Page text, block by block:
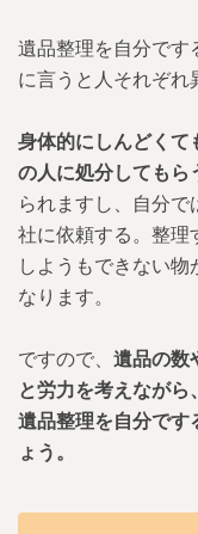
遺品整理を自分です
に言うと人それぞれ
身体的にしんどくて
の人に処分してもら
られますし、自分で
社に依頼する。整理
しようもできない
なります。
ですので、 遺品の数
と労力を考えながら、
遺品整理を自分です
ょう。